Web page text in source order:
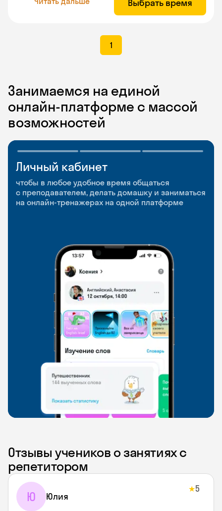
Выбрать время
1
Занимаемся на единой
онлайн-платформе с массой
возможностей
Личный кабинет
чтобы в любое удобное время общаться
с преподавателем, делать домашку и заниматься
на онлайн-тренажерах на одной платформе
Мобильное
приложение
чтобы заниматься и изучать новые слова где
и когда удобно
Разговорные клубы
и Talks
Групповые занятия для разговорной практики
и индивидуальные встречи с преподавателями
Отзывы учеников о занятиях с
репетитором
Ю Юлия
★5